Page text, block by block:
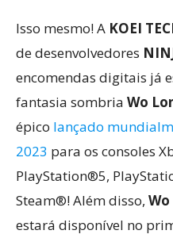
Isso mesmo! A KOEI
de desenvolvedores
encomendas digitais já
fantasia sombria Wo
épico lançado
2023 para os consoles
PlayStation®5,
Steam®! Além disso,
estará disponível no